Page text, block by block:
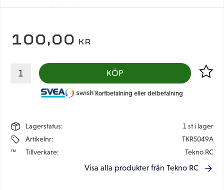
100,00 KR
KÖP Lägg
Kortbetalning eller delbetalning
Lagerstatus
1 st i lager
Artikelnr
TKR5049A
Tillverkare
Tekno RC
Visa alla produkter från Tekno RC